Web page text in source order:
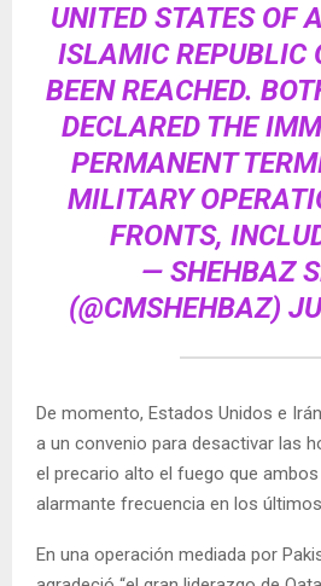
UNITED STATES OF
ISLAMIC REPUBLIC
BEEN REACHED.
DECLARED THE
PERMANENT
MILITARY
FRONTS,
— SHEHBAZ
(@CMSHEHBAZ)
De momento, Estados Unidos e
a un convenio para desactivar las
el precario alto el fuego que
alarmante frecuencia en los
En una operación mediada por